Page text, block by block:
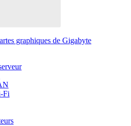
graphiques de Gigabyte
Fi